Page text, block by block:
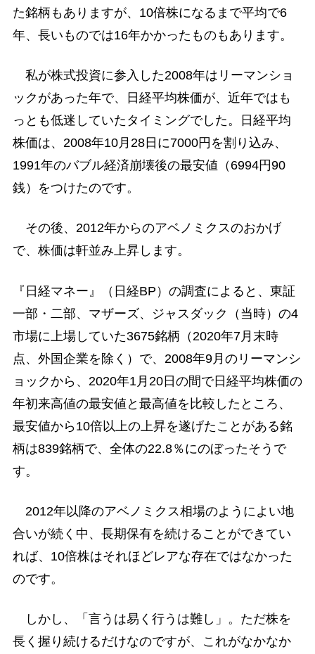
た銘柄もありますが、10倍株になるまで平均で6
年、長いものでは16年かかったものもあります。
私が株式投資に参入した2008年はリーマンショ
ックがあった年で、日経平均株価が、近年ではも
っとも低迷していたタイミングでした。日経平均
株価は、2008年10月28日に7000円を割り込み、
1991年のバブル経済崩壊後の最安値（6994円90
銭）をつけたのです。
その後、2012年からのアベノミクスのおかげ
で、株価は軒並み上昇します。
『日経マネー』（日経BP）の調査によると、東証
一部・二部、マザーズ、ジャスダック（当時）の4
市場に上場していた3675銘柄（2020年7月末時
点、外国企業を除く）で、2008年9月のリーマンシ
ョックから、2020年1月20日の間で日経平均株価の
年初来高値の最安値と最高値を比較したところ、
最安値から10倍以上の上昇を遂げたことがある銘
柄は839銘柄で、全体の22.8％にのぼったそうで
す。
2012年以降のアベノミクス相場のようによい地
合いが続く中、長期保有を続けることができてい
れば、10倍株はそれほどレアな存在ではなかった
のです。
しかし、「言うは易く行うは難し」。ただ株を
長く握り続けるだけなのですが、これがなかなか